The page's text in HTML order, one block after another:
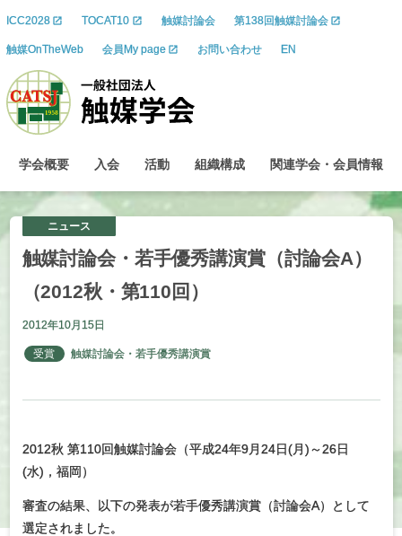
ICC2028 TOCAT10 触媒討論会 第138回触媒討論会
触媒OnTheWeb 会員My page お問い合わせ EN
学会概要 入会 活動 組織構成 関連学会 ・ 会員情報
ニュース
触媒討論会・ 若手優秀講演賞（討論会A）
（2012秋 ・ 第110 回）
2012年10月15日
受賞 触媒討論会・若手優秀講演賞
2012秋 第110回触媒討論会（平成24年9月24日(月)～26日
(水)，福岡）
審査の結果、以下の発表が若手優秀講演賞（討論会A）として
選定されました。